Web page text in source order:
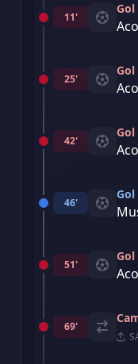
11'
Gol
25'
Gol
42'
Gol
46'
Gol
51'
Gol
69'